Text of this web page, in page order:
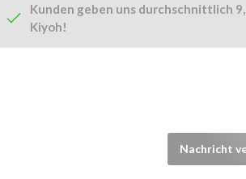
Kunden geben uns durchschnittlich
Kiyoh!
Nachricht